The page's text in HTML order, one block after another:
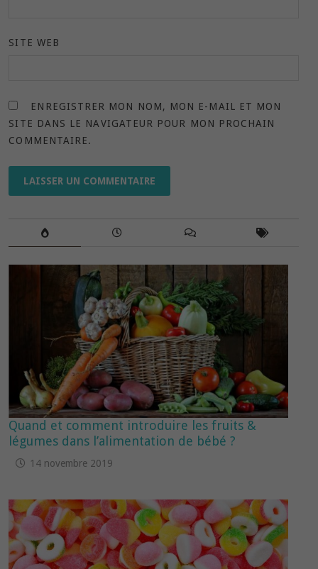
SITE WEB
ENREGISTRER MON NOM, MON E-MAIL ET MON
SITE DANS LE NAVIGATEUR POUR MON PROCHAIN
COMMENTAIRE.
Quand et comment introduire les fruits &
légumes dans l’alimentation de bébé ?
14 novembre 2019